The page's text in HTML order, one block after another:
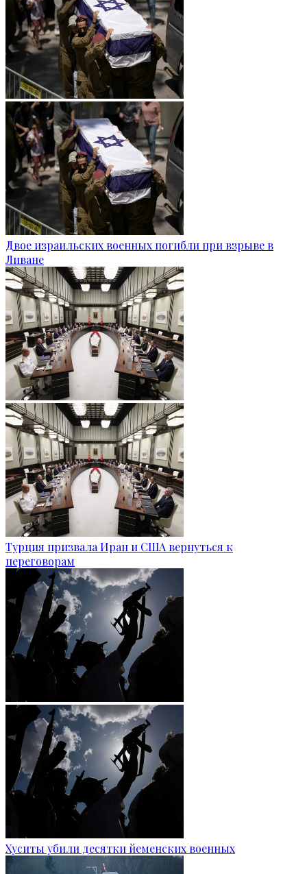
Двое израильских военных погибли при взрыве в
Ливане
Турция призвала Иран и США вернуться к
переговорам
Хуситы убили десятки йеменских военных